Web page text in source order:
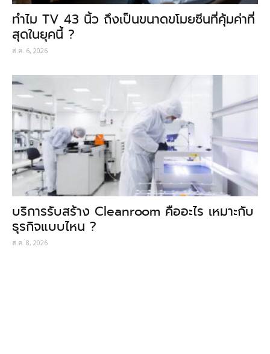
ทำไม TV 43 นิ้ว ถึงเป็นขนาดขโมยซีนที่คุ้มค่าที่
สุดในยุคนี้ ?
ส.ค. 6, 2026
บริการรับสร้าง Cleanroom คืออะไร เหมาะกับ
ธุรกิจแบบไหน ?
ส.ค. 8, 2026